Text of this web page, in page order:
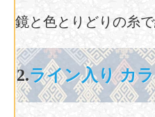
鏡と色とりどりの糸
2.ライン入り カ